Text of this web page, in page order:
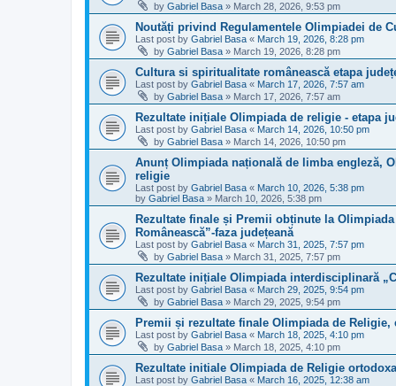
by Gabriel Basa » March 28, 2026, 9:53 pm
Noutăți privind Regulamentele Olimpiadei de
Last post by Gabriel Basa « March 19, 2026, 8:28 pm
by Gabriel Basa » March 19, 2026, 8:28 pm
Cultura si spiritualitate românească etapa
Last post by Gabriel Basa « March 17, 2026, 7:57 am
by Gabriel Basa » March 17, 2026, 7:57 am
Rezultate inițiale Olimpiada de religie - etapa
Last post by Gabriel Basa « March 14, 2026, 10:50 pm
by Gabriel Basa » March 14, 2026, 10:50 pm
Anunț Olimpiada națională de limba engleză,
religie
Last post by Gabriel Basa « March 10, 2026, 5:38 pm
by Gabriel Basa » March 10, 2026, 5:38 pm
Rezultate finale și Premii obținute la
Românească”-faza județeană
Last post by Gabriel Basa « March 31, 2025, 7:57 pm
by Gabriel Basa » March 31, 2025, 7:57 pm
Rezultate inițiale Olimpiada interdisciplinară
Last post by Gabriel Basa « March 29, 2025, 9:54 pm
by Gabriel Basa » March 29, 2025, 9:54 pm
Premii și rezultate finale Olimpiada de Religie,
Last post by Gabriel Basa « March 18, 2025, 4:10 pm
by Gabriel Basa » March 18, 2025, 4:10 pm
Rezultate initiale Olimpiada de Religie
Last post by Gabriel Basa « March 16, 2025, 12:38 am